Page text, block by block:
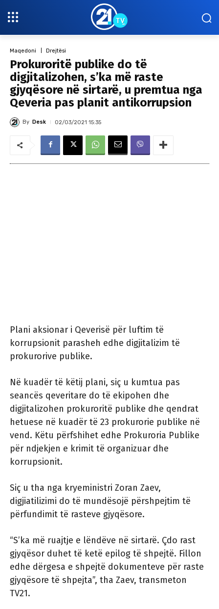
Maqedoni Drejtësi
Prokuroritë publike do të
digjitalizohen, s’ka më raste
gjyqësore në sirtarë, u premtua nga
Qeveria pas planit antikorrupsion
By Desk 02/03/2021 15:35
Plani aksionar i Qeverisë për luftim të
korrupsionit parasheh edhe digjitalizim të
prokurorive publike.
Në kuadër të këtij plani, siç u kumtua pas
seancës qeveritare do të ekipohen dhe
digjitalizohen prokuroritë publike dhe qendrat
hetuese në kuadër të 23 prokurorie publike në
vend. Këtu përfshihet edhe Prokuroria Publike
për ndjekjen e krimit të organizuar dhe
korrupsionit.
Siç u tha nga kryeministri Zoran Zaev,
digjiatilizimi do të mundësojë përshpejtim të
përfundimit të rasteve gjyqësore.
“S’ka më ruajtje e lëndëve në sirtarë. Çdo rast
gjyqësor duhet të ketë epilog të shpejtë. Fillon
edhe dërgesa e shpejtë dokumenteve për raste
gjyqësore të shpejta”, tha Zaev, transmeton
TV21.